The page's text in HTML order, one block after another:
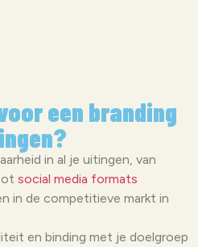
een branding
in al je uitingen, van
social media formats
in de competitieve markt in
en binding met je doelgroep